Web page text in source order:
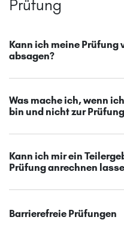
Prüfung
Kann ich meine Prüfung
absagen?
Was mache ich, wenn
bin und nicht zur
Kann ich mir ein
Prüfung anrechnen
Barrierefreie Prüfungen